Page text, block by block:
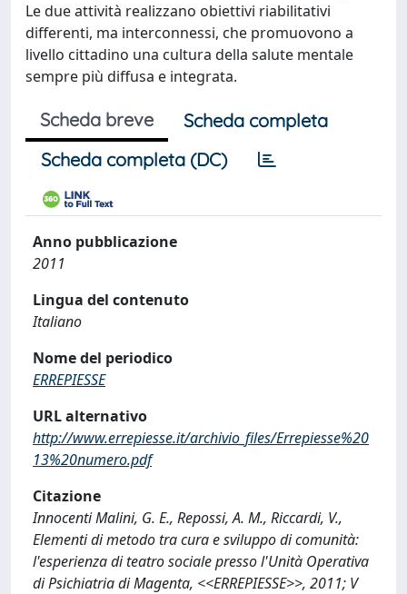
Le due attività realizzano obiettivi riabilitativi
differenti, ma interconnessi, che promuovono a
livello cittadino una cultura della salute mentale
sempre più diffusa e integrata.
Scheda breve
Scheda completa
Scheda completa (DC)
Anno pubblicazione
2011
Lingua del contenuto
Italiano
Nome del periodico
ERREPIESSE
URL alternativo
http://www.errepiesse.it/archivio_files/Errepiesse%20
13%20numero.pdf
Citazione
Innocenti Malini, G. E., Repossi, A. M., Riccardi, V.,
Elementi di metodo tra cura e sviluppo di comunità:
l'esperienza di teatro sociale presso l'Unità Operativa
di Psichiatria di Magenta, <<ERREPIESSE>>, 2011; V